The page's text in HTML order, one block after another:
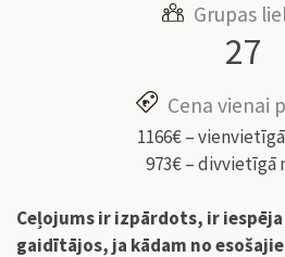
Grupas
27
Cena vienai
1166€ –
973€ – divvietīgā
Ceļojums ir izpārdots, ir
gaidītājos, ja kādam no